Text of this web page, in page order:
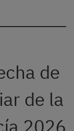
de
de la
2026